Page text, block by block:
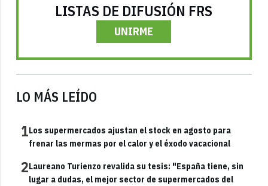
LISTAS DE DIFUSIÓN FRS
UNIRME
LO MÁS LEÍDO
1Los supermercados ajustan el stock en agosto para
frenar las mermas por el calor y el éxodo vacacional
2Laureano Turienzo revalida su tesis: "España tiene, sin
lugar a dudas, el mejor sector de supermercados del